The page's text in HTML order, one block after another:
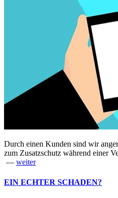
Durch einen Kunden sind wir
zum Zusatzschutz während einer
— weiter
EIN ECHTER SCHADEN?